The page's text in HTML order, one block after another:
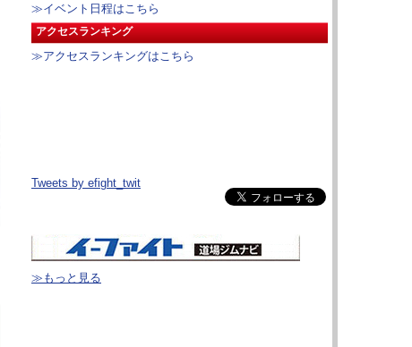
≫イベント日程はこちら
アクセスランキング
≫アクセスランキングはこちら
Tweets by efight_twit
≫もっと見る